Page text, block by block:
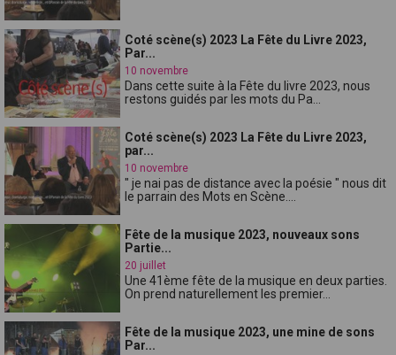
Coté scène(s) 2023 La Fête du Livre 2023,
Par...
10 novembre
Dans cette suite à la Fête du livre 2023, nous
restons guidés par les mots du Pa...
Coté scène(s) 2023 La Fête du Livre 2023,
par...
10 novembre
" je nai pas de distance avec la poésie " nous dit
le parrain des Mots en Scène....
Fête de la musique 2023, nouveaux sons
Partie...
20 juillet
Une 41ème fête de la musique en deux parties.
On prend naturellement les premier...
Fête de la musique 2023, une mine de sons
Par...